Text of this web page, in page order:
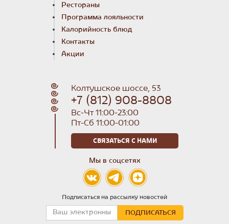
Рестораны
Программа лояльности
Калорийность блюд
Контакты
Акции
Колтушское шоссе, 53
+7 (812) 908-8808
Вс-Чт 11:00-23:00
Пт-Сб 11:00-01:00
СВЯЗАТЬСЯ С НАМИ
Мы в соцсетях
Подписаться на рассылку новостей